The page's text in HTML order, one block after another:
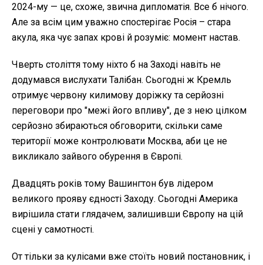
2024-му — це, схоже, звична дипломатія. Все б нічого.
Але за всім цим уважно спостерігає Росія – стара
акула, яка чує запах крові й розуміє: момент настав.
Чверть століття тому ніхто б на Заході навіть не
додумався вислухати Талібан. Сьогодні ж Кремль
отримує червону килимову доріжку та серйозні
переговори про "межі його впливу", де з нею цілком
серйозно збираються обговорити, скільки саме
території може контролювати Москва, аби це не
викликало зайвого обурення в Європі.
Двадцять років тому Вашингтон був лідером
великого прояву єдності Заходу. Сьогодні Америка
вирішила стати глядачем, залишивши Європу на цій
сцені у самотності.
От тільки за кулісами вже стоїть новий постановник, і